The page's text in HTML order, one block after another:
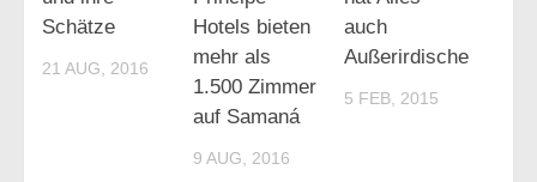
Schätze
21 AUG, 2016
Hotels bieten
mehr als
1.500 Zimmer
auf Samaná
9 AUG, 2016
auch
Außerirdische
5 FEB, 2015